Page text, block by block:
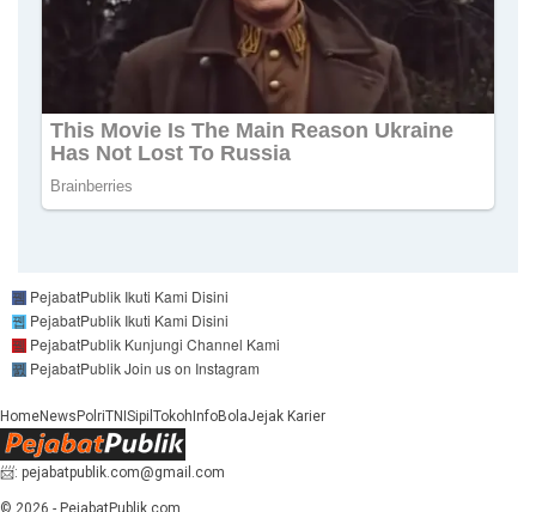
PejabatPublik Ikuti Kami Disini
PejabatPublik Ikuti Kami Disini
PejabatPublik Kunjungi Channel Kami
PejabatPublikJoin us on Instagram
HomeNews PolriTNI Sipil Tokoh InfoBolaJejak Karier
📨: pejabatpublik.com@gmail.com